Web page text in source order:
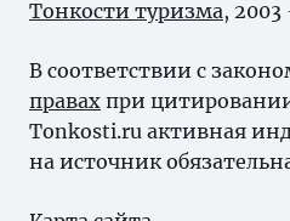
Тонкости туризма,
В соответствии с
правах при
Tonkosti.ru активная
на источник